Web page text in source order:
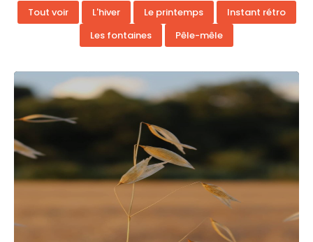
Tout voir L'hiver Le printemps
Instant rétro
Les fontaines
Pêle-mêle